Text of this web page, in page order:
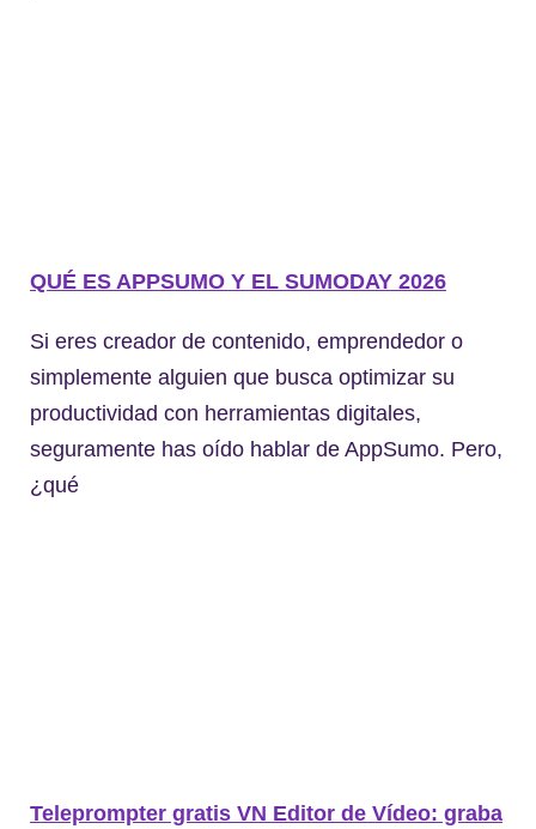
QUÉ ES APPSUMO Y EL SUMODAY 2026
Si eres creador de contenido, emprendedor o
simplemente alguien que busca optimizar su
productividad con herramientas digitales,
seguramente has oído hablar de AppSumo. Pero,
¿qué
Teleprompter gratis VN Editor de Vídeo: graba